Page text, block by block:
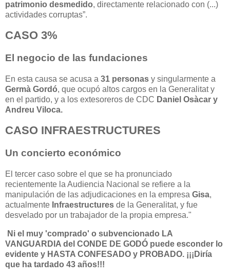
patrimonio desmedido, directamente relacionado con (...)
actividades corruptas”.
CASO 3%
El negocio de las fundaciones
En esta causa se acusa a 31 personas y singularmente a
Germà Gordó, que ocupó altos cargos en la Generalitat y
en el partido, y a los extesoreros de CDC Daniel Osàcar y
Andreu Viloca.
CASO INFRAESTRUCTURES
Un concierto económico
El tercer caso sobre el que se ha pronunciado
recientemente la Audiencia Nacional se refiere a la
manipulación de las adjudicaciones en la empresa Gisa,
actualmente Infraestructures de la Generalitat, y fue
desvelado por un trabajador de la propia empresa."
Ni el muy 'comprado' o subvencionado LA
VANGUARDIA del CONDE DE GODÓ puede esconder lo
evidente y HASTA CONFESADO y PROBADO. ¡¡¡Diría
que ha tardado 43 años!!!